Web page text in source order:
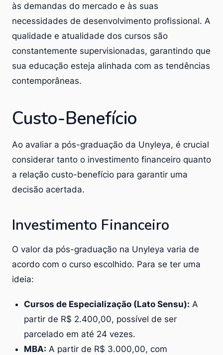
às demandas do mercado e às suas
necessidades de desenvolvimento profissional. A
qualidade e atualidade dos cursos são
constantemente supervisionadas, garantindo que
sua educação esteja alinhada com as tendências
contemporâneas.
Custo-Benefício
Ao avaliar a pós-graduação da Unyleya, é crucial
considerar tanto o investimento financeiro quanto
a relação custo-benefício para garantir uma
decisão acertada.
Investimento Financeiro
O valor da pós-graduação na Unyleya varia de
acordo com o curso escolhido. Para se ter uma
ideia:
Cursos de Especialização (Lato Sensu): A
partir de R$ 2.400,00, possível de ser
parcelado em até 24 vezes.
MBA: A partir de R$ 3.000,00, com